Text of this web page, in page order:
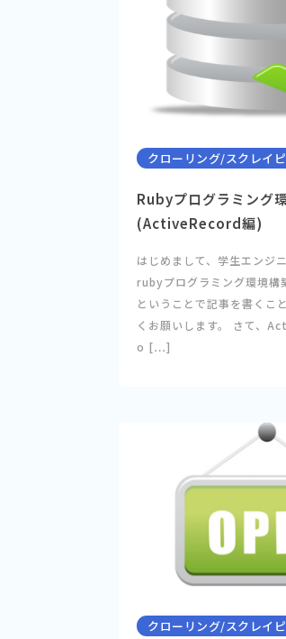
クローリング/スクレイ
Rubyプログラミング
(ActiveRecord編)
はじめまして、学生エンジ
rubyプログラミング環境
ということで記事を書くこ
くお願いします。 さて、
o […]
クローリング/スクレイ